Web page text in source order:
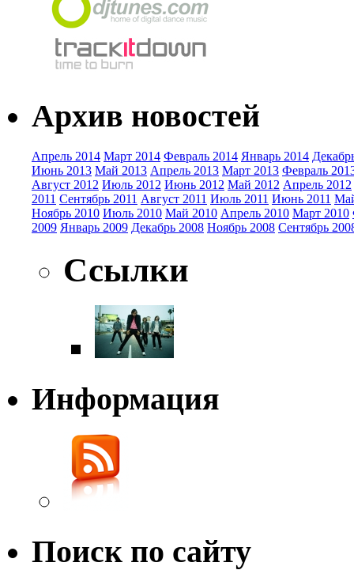
Архив новостей
Апрель 2014 Март 2014 Февраль 2014 Январь 2014
Июнь 2013 Май 2013 Апрель 2013 Март 2013 Февраль
Август 2012 Июль 2012 Июнь 2012 Май 2012 Апрель 2012
2011 Сентябрь 2011 Август 2011 Июль 2011 Июнь 2011
Ноябрь 2010 Июль 2010 Май 2010 Апрель 2010 Март 2010
2009 Январь 2009 Декабрь 2008 Ноябрь 2008 Сентябрь
Ссылки
Информация
Поиск по сайту